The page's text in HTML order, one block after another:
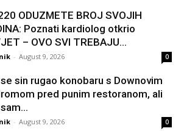
ODUZMETE BROJ SVOJIH
Poznati kardiolog otkrio
– OVO SVI TREBAJU...
- August 9, 2026 0
sin rugao konobaru s Downovim
pred punim restoranom, ali
- August 9, 2026 0